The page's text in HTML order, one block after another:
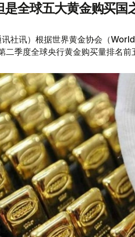
是全球五大黄金购买国
讯社讯）根据世界黄金协会（
二季度全球央行黄金购买量排名前